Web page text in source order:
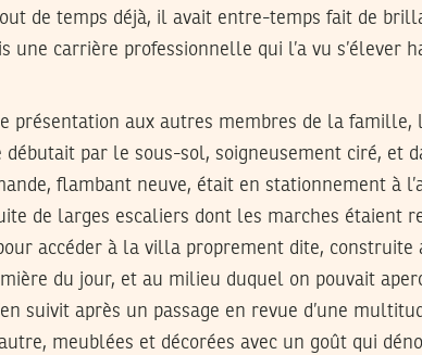
de temps déjà, il avait entre-temps fait de
une carrière professionnelle qui l’a vu s’élever
présentation aux autres membres de la famille,
par le sous-sol, soigneusement ciré, et
flambant neuve, était en stationnement à
de larges escaliers dont les marches étaient
accéder à la villa proprement dite, construite
du jour, et au milieu duquel on pouvait
suivit après un passage en revue d’une
meublées et décorées avec un goût qui